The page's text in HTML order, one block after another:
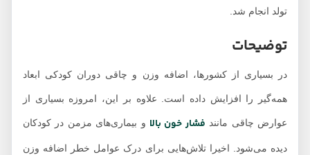
تولد انجام شد.
توضیحات
در بسیاری از کشورها، اضافه وزن و چاقی دوران کودکی ابعاد
همه‌گیر را افزایش داده است. علاوه بر این، امروزه بسیاری از
عوارض چاقی مانندفشار خون بالاو بیماری‌های مزمن در کودکان
دیده می‌شود. اخیرا تلاش‌هایی برای درک عوامل خطر اضافه وزن